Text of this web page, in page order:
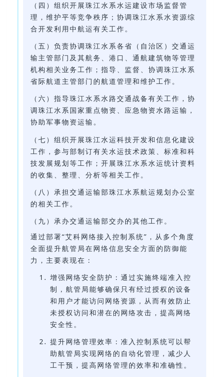
（四）组织开展珠江水系水运建设市场监督管
理，维护平等竞争秩序；协调珠江水系水资源综
合开发利用中航运有关工作。
（五）负责协调珠江水系各省（自治区）交通运
输主管部门及其航务、港口、通航建筑物等管理
机构相关业务工作；指导、监督、协调珠江水系
省际航道主管部门的航道管理和维护工作。
（六）指导珠江水系水路交通战备有关工作，协
调珠江水系国家重点物资、应急物资水路运输，
协助军事物资运输。
（七）组织开展珠江水运科技开发和信息化建设
工作，参与部制订有关水运技术政策、标准和科
技发展规划等工作；开展珠江水系水运统计资料
的收集、整理、分析等相关工作。
（八）承担交通运输部珠江水系航运规划办公室
的相关工作。
（九）承办交通运输部交办的其他工作。
通过部署“艾科网络接入控制系统”，从多个角度
全面提升航管局在网络信息安全方面的防御能
力，主要表现在：
增强网络安全防护：通过实施终端准入控
制，航管局能够确保只有经过授权的设备
和用户才能访问网络资源，从而有效防止
未授权访问和潜在的网络攻击，提高网络
安全性。
提升网络管理效率：准入控制系统可以帮
助航管局实现网络的自动化管理，减少人
工干预，提高网络管理的效率和准确性。